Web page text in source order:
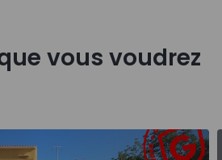
vous voudrez